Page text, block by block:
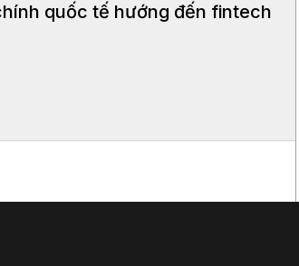
quốc tế hướng đến fintech